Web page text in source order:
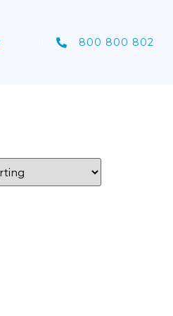
800 800 802